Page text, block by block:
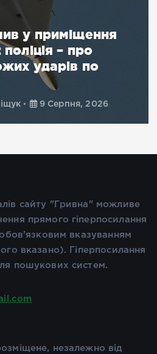
у приміщення
– про
ударів по
9 Серпня, 2026
сайту "Гривна" можливе
прямого гіперпосилання
вказуванням
вказано). Гіперпосилання
пошукових систем.
незалежно від